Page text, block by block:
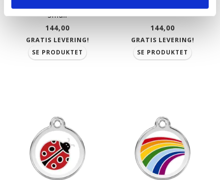
Small
144,00
GRATIS LEVERING!
SE PRODUKTET
Smiley | Emalje str. Small
144,00
GRATIS LEVERING!
SE PRODUKTET